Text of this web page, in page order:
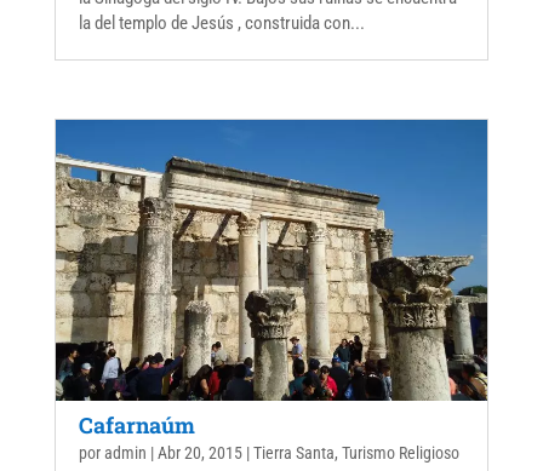
la del templo de Jesús , construida con...
Cafarnaúm
poradmin |Abr 20, 2015|Tierra Santa, Turismo Religioso